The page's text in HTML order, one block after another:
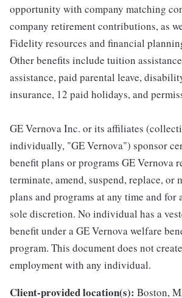
opportunity with company matching
company retirement contributions, as
Fidelity resources and financial
Other benefits include tuition
assistance, paid parental leave,
insurance, 12 paid holidays, and
GE Vernova Inc. or its affiliates
individually, "GE Vernova") sponsor
benefit plans or programs GE Vernova
terminate, amend, suspend, replace, or
plans and programs at any time and for
sole discretion. No individual has a
benefit under a GE Vernova welfare
program. This document does not
employment with any individual.
Client-provided location(s): Boston,